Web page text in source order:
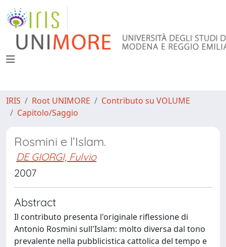
IRIS Root UNIMORE
Contributo su VOLUME
Capitolo/Saggio
Rosmini e l’Islam.
DE GIORGI, Fulvio
2007
Abstract
Il contributo presenta l'originale riflessione di
Antonio Rosmini sull'Islam: molto diversa dal tono
prevalente nella pubblicistica cattolica del tempo e